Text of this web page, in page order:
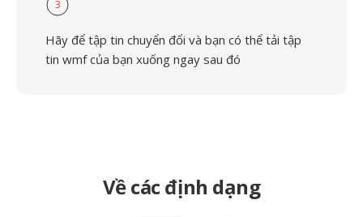
3
Hãy để tập tin chuyển đổi và bạn có thể tải tập
tin wmf của bạn xuống ngay sau đó
Về các định dạng